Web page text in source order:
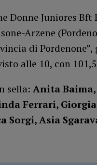
Donne Juniores Bft
Arzene
di
alle 10, con
sella: Anita
Ferrari,
Sorgi, Asia